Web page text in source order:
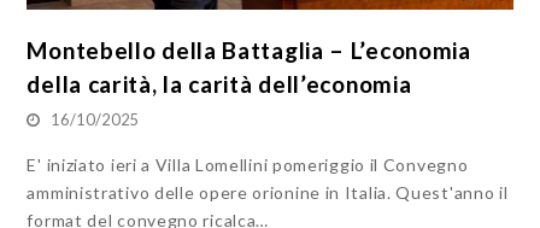
Montebello della Battaglia – L’economia
della carità, la carità dell’economia
16/10/2025
E' iniziato ieri a Villa Lomellini pomeriggio il Convegno
amministrativo delle opere orionine in Italia. Quest'anno il
format del convegno ricalca…